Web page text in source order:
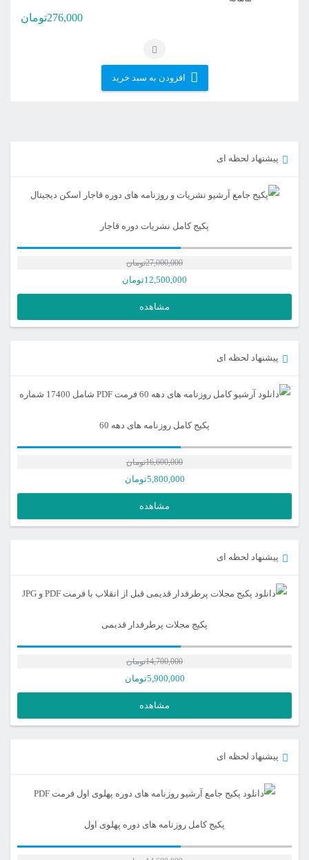
276,000تومان
افزودن به سبد خرید
پیشنهاد لحظه ای
پکیج کامل نشریات دوره قاجار
27,000,000تومان
12,500,000تومان
مشاهده
پیشنهاد لحظه ای
پکیج کامل روزنامه های دهه 60
16,600,000تومان
5,800,000تومان
مشاهده
پیشنهاد لحظه ای
پکیج مجلات پرطرفدار قدیمی
14,700,000تومان
5,900,000تومان
مشاهده
پیشنهاد لحظه ای
پکیج کامل روزنامه های دوره پهلوی اول